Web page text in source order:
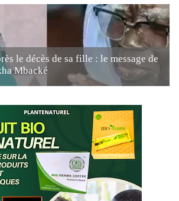
le décès de sa fille : le message de
Mbacké